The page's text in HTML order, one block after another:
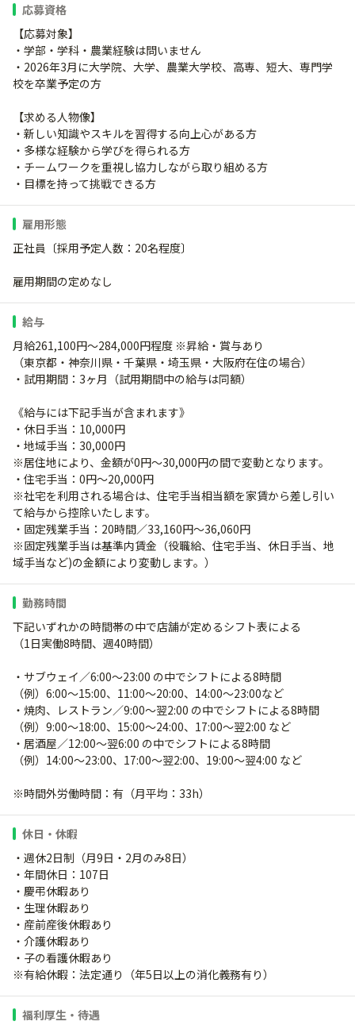
応募資格
【応募対象】
・学部・学科・農業経験は問いません
・2026年3月に大学院、大学、農業大学校、高専、短大、専門学
校を卒業予定の方
【求める人物像】
・新しい知識やスキルを習得する向上心がある方
・多様な経験から学びを得られる方
・チームワークを重視し協力しながら取り組める方
・目標を持って挑戦できる方
雇用形態
正社員〔採用予定人数：20名程度〕
雇用期間の定めなし
給与
月給261,100円～284,000円程度 ※昇給・賞与あり
（東京都・神奈川県・千葉県・埼玉県・大阪府在住の場合）
・試用期間：3ヶ月（試用期間中の給与は同額）
《給与には下記手当が含まれます》
・休日手当：10,000円
・地域手当：30,000円
※居住地により、金額が0円～30,000円の間で変動となります。
・住宅手当：0円～20,000円
※社宅を利用される場合は、住宅手当相当額を家賃から差し引い
て給与から控除いたします。
・固定残業手当：20時間／33,160円～36,060円
※固定残業手当は基準内賃金（役職給、住宅手当、休日手当、地
域手当など)の金額により変動します。）
勤務時間
下記いずれかの時間帯の中で店舗が定めるシフト表による
（1日実働8時間、週40時間）
・サブウェイ／6:00～23:00 の中でシフトによる8時間
（例）6:00～15:00、11:00～20:00、14:00～23:00など
・焼肉、レストラン／9:00～翌2:00 の中でシフトによる8時間
（例）9:00～18:00、15:00～24:00、17:00～翌2:00 など
・居酒屋／12:00～翌6:00 の中でシフトによる8時間
（例）14:00～23:00、17:00～翌2:00、19:00～翌4:00 など
※時間外労働時間：有（月平均：33h）
休日・休暇
・週休2日制（月9日・2月のみ8日）
・年間休日：107日
・慶弔休暇あり
・生理休暇あり
・産前産後休暇あり
・介護休暇あり
・子の看護休暇あり
※有給休暇：法定通り（年5日以上の消化義務有り）
福利厚生・待遇